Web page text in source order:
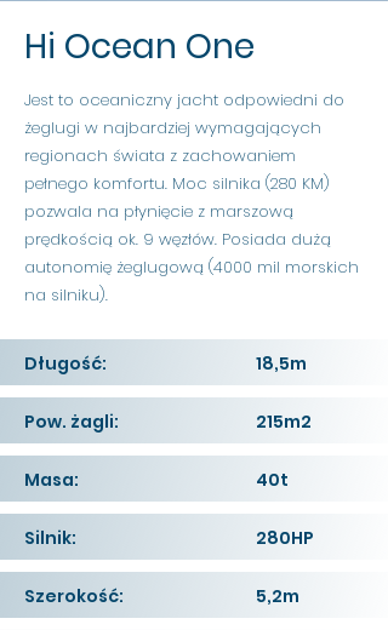
Hi Ocean One
Jest to oceaniczny jacht odpowiedni do
żeglugi w najbardziej wymagających
regionach świata z zachowaniem
pełnego komfortu. Moc silnika (280 KM)
pozwala na płynięcie z marszową
prędkością ok. 9 węzłów. Posiada dużą
autonomię żeglugową (4000 mil morskich
na silniku).
Długość: 18,5m
Pow. żagli: 215m2
Masa: 40t
Silnik: 280HP
Szerokość: 5,2m